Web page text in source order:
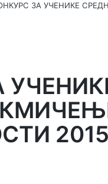
ЗА УЧЕНИКЕ